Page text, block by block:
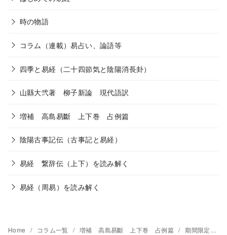
時の物語
コラム（連載）易占い、論語等
四季と易経（二十四節気と陰陽消長卦）
山縣大弐著 柳子新論 現代語訳
増補 高島易斷 上下巻 占例篇
陰陽古事記伝（古事記と易経）
易経 繋辞伝（上下）を読み解く
易経（周易）を読み解く
Home コラム一覧 増補 高島易斷 上下巻 占例篇 期間限定「現代語訳（超意訳） 呑象高島嘉右衛門著 増補 高島易斷 上下巻 占例篇」 山風蠱